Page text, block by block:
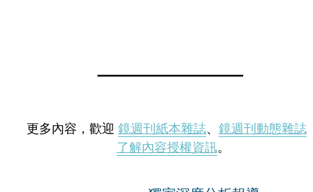
更多內容，歡迎 鏡週刊紙本雜誌、 鏡週刊動態雜誌
了解內容授權資訊。